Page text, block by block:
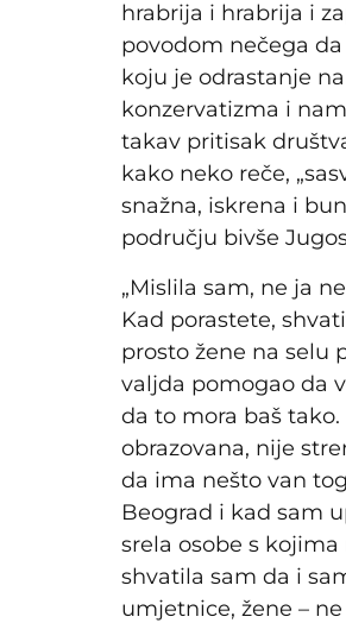
hrabrija i hrabrija i
povodom nečega
koju je odrastanje
konzervatizma i
takav pritisak
kako neko reče,
snažna, iskrena i
području bivše
„Mislila sam, ne ja
Kad porastete,
prosto žene na selu
valjda pomogao da
da to mora baš
obrazovana, nije
da ima nešto van
Beograd i kad sam
srela osobe s
shvatila sam da i
umjetnice, žene –